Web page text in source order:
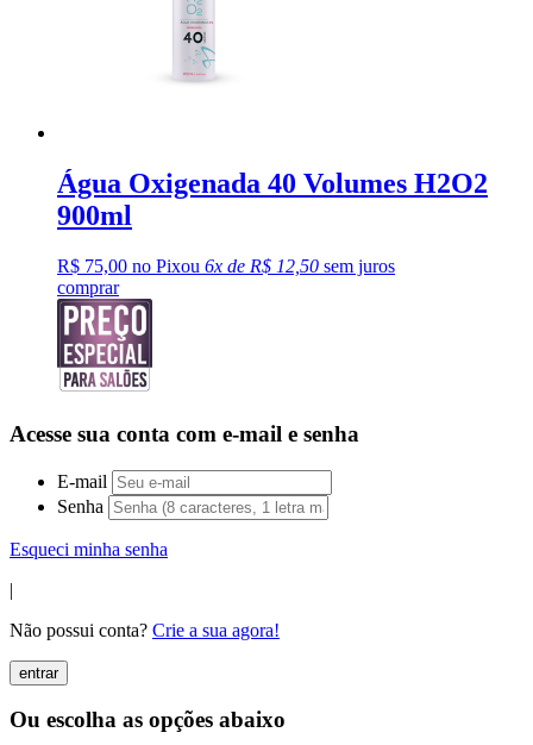
Água Oxigenada 40 Volumes H2O2
900ml
R$ 75,00 no Pixou 6x de R$ 12,50 sem juros
comprar
Acesse sua conta com e-mail e senha
E-mail
Senha
Esqueci minha senha
|
Não possui conta? Crie a sua agora!
entrar
Ou escolha as opções abaixo